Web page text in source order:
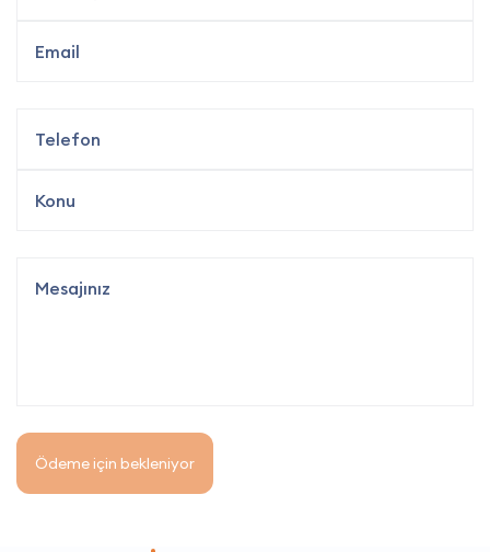
Ödeme için bekleniyor